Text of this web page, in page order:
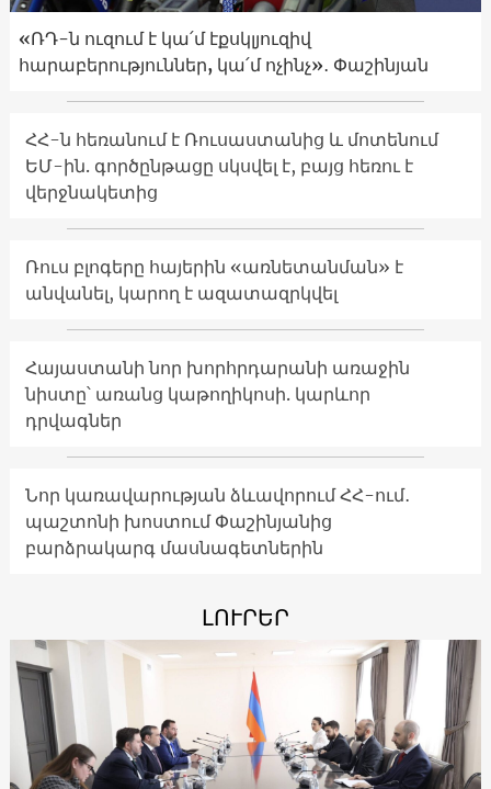
«ՌԴ-ն ուզում է կա՛մ էքսկլյուզիվ
հարաբերություններ, կա՛մ ոչինչ»․ Փաշինյան
ՀՀ-ն հեռանում է Ռուսաստանից և մոտենում
ԵՄ-ին. գործընթացը սկսվել է, բայց հեռու է
վերջնակետից
Ռուս բլոգերը հայերին «առնետանման» է
անվանել, կարող է ազատազրկվել
Հայաստանի նոր խորհրդարանի առաջին
նիստը՝ առանց կաթողիկոսի. կարևոր
դրվագներ
Նոր կառավարության ձևավորում ՀՀ-ում․
պաշտոնի խոստում Փաշինյանից
բարձրակարգ մասնագետներին
ԼՈՒՐԵՐ